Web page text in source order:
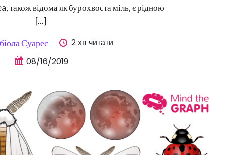
відома як бурохвоста міль, є рідною
[...]
Суарес
2 хв читати
08/16/2019